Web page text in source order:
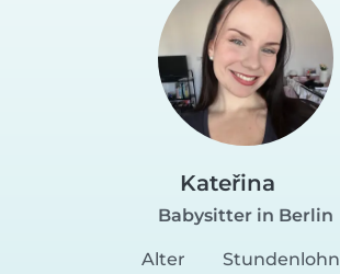
Kateřina
Babysitter in Berlin
Alter
Stundenlohn